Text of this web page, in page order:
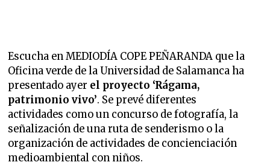
Escucha en MEDIODÍA COPE PEÑARANDA que la
Oficina verde de la Universidad de Salamanca ha
presentado ayer el proyecto ‘Rágama,
patrimonio vivo’. Se prevé diferentes
actividades como un concurso de fotografía, la
señalización de una ruta de senderismo o la
organización de actividades de concienciación
medioambiental con niños.